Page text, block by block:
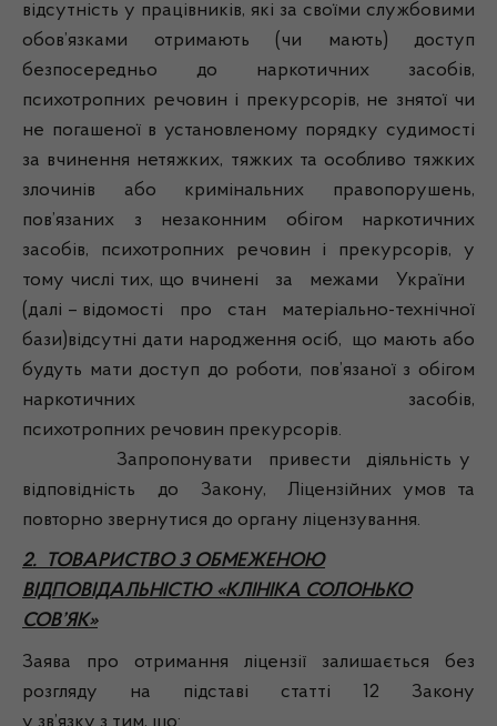
відсутність у працівників, які за своїми службовими
обов’язками отримають (чи мають) доступ
безпосередньо до наркотичних засобів,
психотропних речовин і прекурсорів, не знятої чи
не погашеної в установленому порядку судимості
за вчинення нетяжких, тяжких та особливо тяжких
злочинів або кримінальних правопорушень,
пов’язаних з незаконним обігом наркотичних
засобів, психотропних речовин і прекурсорів, у
тому числі тих, що вчинені за межами України
(далі – відомості про стан матеріально-технічної
бази)відсутні дати народження осіб, що мають або
будуть мати доступ до роботи, пов’язаної з обігом
наркотичних засобів,
психотропних речовин прекурсорів.
Запропонувати привести діяльність у
відповідність до Закону, Ліцензійних умов та
повторно звернутися до органу ліцензування.
2. ТОВАРИСТВО З ОБМЕЖЕНОЮ
ВІДПОВІДАЛЬНІСТЮ «КЛІНІКА СОЛОНЬКО
СОВ’ЯК»
Заява про отримання ліцензії залишається без
розгляду на підставі статті 12 Закону